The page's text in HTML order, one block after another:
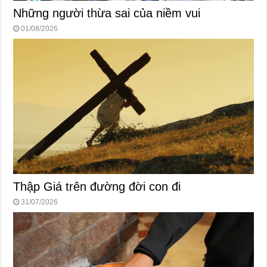
Những người thừa sai của niềm vui
01/08/2026
Thập Giá trên đường đời con đi
31/07/2026